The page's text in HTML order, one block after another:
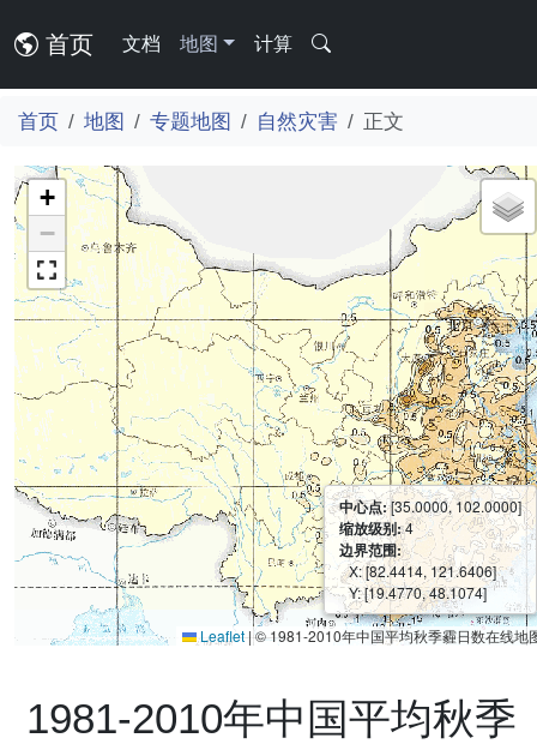
首页 文档 地图 计算
首页 地图 专题地图 自然灾害 正文
+
−
中心点:[35.0000, 102.0000]
缩放级别:4
边界范围:
X: [82.4414, 121.6406]
Y: [19.4770, 48.1074]
Leaflet|© 1981-2010年中国平均秋季霾日数在线地
1981-2010年中国平均秋季